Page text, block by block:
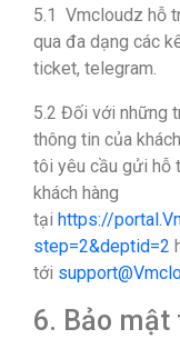
5.1 Vmcloudz hỗ
qua đa dạng các
ticket, telegram.
5.2 Đối với những
thông tin của
tôi yêu cầu gửi hỗ
khách hàng
tại https://
step=2&deptid=2
tới
6. Bảo mật